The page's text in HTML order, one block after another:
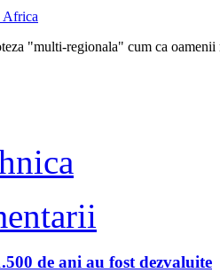
"multi-regionala" cum ca
de ani au fost dezvaluite